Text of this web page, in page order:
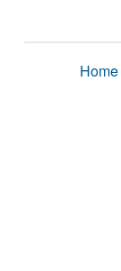
Home